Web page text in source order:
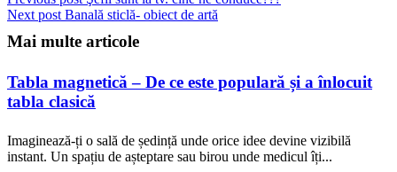
Next post Banală sticlă- obiect de artă
Mai multe articole
Tabla magnetică – De ce este populară și a înlocuit
tabla clasică
Imaginează-ți o sală de ședință unde orice idee devine vizibilă
instant. Un spațiu de așteptare sau birou unde medicul îți...